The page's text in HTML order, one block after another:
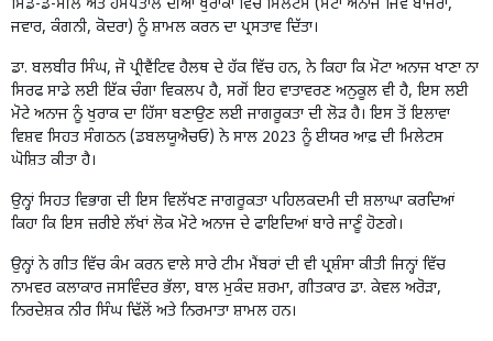
ਮਿਡ-ਡੇ-ਮੀਲ ਅਤੇ ਹਸਪਤਾਲ ਦੀਆਂ ਖੁਰਾਕਾਂ ਵਿੱਚ ਮਿਲੇਟਸ (ਮੋਟਾ ਅਨਾਜ ਜਿਵੇਂ ਬਾਜਰਾ,
ਜਵਾਰ, ਕੰਗਨੀ, ਕੋਦਰਾ) ਨੂੰ ਸ਼ਾਮਲ ਕਰਨ ਦਾ ਪ੍ਰਸਤਾਵ ਦਿੱਤਾ।
ਡਾ. ਬਲਬੀਰ ਸਿੰਘ, ਜੋ ਪ੍ਰੀਵੈਂਟਿਵ ਹੈਲਥ ਦੇ ਹੱਕ ਵਿੱਚ ਹਨ, ਨੇ ਕਿਹਾ ਕਿ ਮੋਟਾ ਅਨਾਜ ਖਾਣਾ ਨਾ
ਸਿਰਫ ਸਾਡੇ ਲਈ ਇੱਕ ਚੰਗਾ ਵਿਕਲਪ ਹੈ, ਸਗੋਂ ਇਹ ਵਾਤਾਵਰਣ ਅਨੁਕੂਲ ਵੀ ਹੈ, ਇਸ ਲਈ
ਮੋਟੇ ਅਨਾਜ ਨੂੰ ਖੁਰਾਕ ਦਾ ਹਿੱਸਾ ਬਣਾਉਣ ਲਈ ਜਾਗਰੂਕਤਾ ਦੀ ਲੋੜ ਹੈ। ਇਸ ਤੋਂ ਇਲਾਵਾ
ਵਿਸ਼ਵ ਸਿਹਤ ਸੰਗਠਨ (ਡਬਲਯੂਐਚਓ) ਨੇ ਸਾਲ 2023 ਨੂੰ ਈਯਰ ਆਫ਼ ਦੀ ਮਿਲੇਟਸ
ਘੋਸ਼ਿਤ ਕੀਤਾ ਹੈ।
ਉਨ੍ਹਾਂ ਸਿਹਤ ਵਿਭਾਗ ਦੀ ਇਸ ਵਿਲੱਖਣ ਜਾਗਰੂਕਤਾ ਪਹਿਲਕਦਮੀ ਦੀ ਸ਼ਲਾਘਾ ਕਰਦਿਆਂ
ਕਿਹਾ ਕਿ ਇਸ ਜ਼ਰੀਏ ਲੱਖਾਂ ਲੋਕ ਮੋਟੇ ਅਨਾਜ ਦੇ ਫਾਇਦਿਆਂ ਬਾਰੇ ਜਾਣੂੰ ਹੋਣਗੇ।
ਉਨ੍ਹਾਂ ਨੇ ਗੀਤ ਵਿੱਚ ਕੰਮ ਕਰਨ ਵਾਲੇ ਸਾਰੇ ਟੀਮ ਮੈਂਬਰਾਂ ਦੀ ਵੀ ਪ੍ਰਸ਼ੰਸਾ ਕੀਤੀ ਜਿਨ੍ਹਾਂ ਵਿੱਚ
ਨਾਮਵਰ ਕਲਾਕਾਰ ਜਸਵਿੰਦਰ ਭੱਲਾ, ਬਾਲ ਮੁਕੰਦ ਸ਼ਰਮਾ, ਗੀਤਕਾਰ ਡਾ. ਕੇਵਲ ਅਰੋੜਾ,
ਨਿਰਦੇਸ਼ਕ ਨੀਰ ਸਿੰਘ ਢਿੱਲੋਂ ਅਤੇ ਨਿਰਮਾਤਾ ਸ਼ਾਮਲ ਹਨ।